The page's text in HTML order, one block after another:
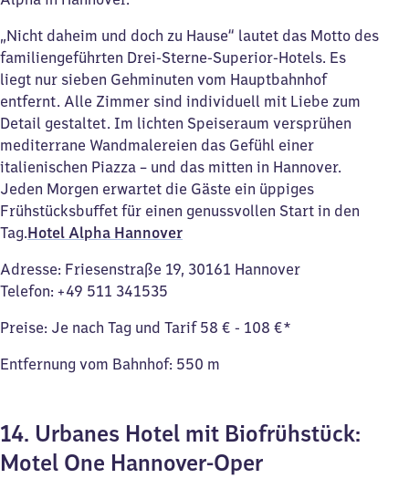
„Nicht daheim und doch zu Hause“ lautet das Motto des
familiengeführten Drei-Sterne-Superior-Hotels. Es
liegt nur sieben Gehminuten vom Hauptbahnhof
entfernt. Alle Zimmer sind individuell mit Liebe zum
Detail gestaltet. Im lichten Speiseraum versprühen
mediterrane Wandmalereien das Gefühl einer
italienischen Piazza – und das mitten in Hannover.
Jeden Morgen erwartet die Gäste ein üppiges
Frühstücksbuffet für einen genussvollen Start in den
Tag.Hotel Alpha Hannover
Adresse: Friesenstraße 19, 30161 Hannover
Telefon: +49 511 341535
Preise: Je nach Tag und Tarif 58 € - 108 €*
Entfernung vom Bahnhof: 550 m
14. Urbanes Hotel mit Biofrühstück:
Motel One Hannover-Oper